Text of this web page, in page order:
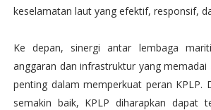
keselamatan laut yang efektif, responsif,
Ke depan, sinergi antar lembaga
anggaran dan infrastruktur yang
penting dalam memperkuat peran KPLP.
semakin baik, KPLP diharapkan dapat